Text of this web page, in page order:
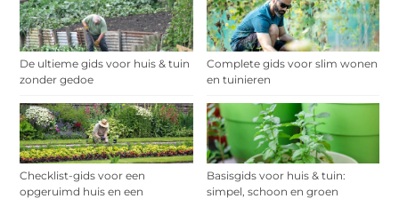
De ultieme gids voor huis & tuin
zonder gedoe
Complete gids voor slim wonen
en tuinieren
Checklist-gids voor een
opgeruimd huis en een
Basisgids voor huis & tuin:
simpel, schoon en groen